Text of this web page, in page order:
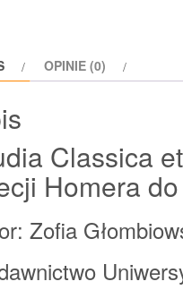
OPINIE (0)
Classica
Homera
Zofia